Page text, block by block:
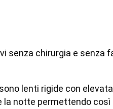
senza chirurgia e senza
lenti rigide con
la notte permettendo